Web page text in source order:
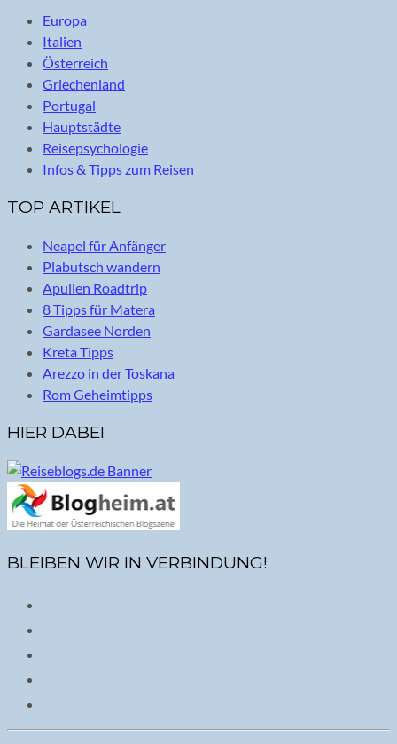
Europa
Italien
Österreich
Griechenland
Portugal
Hauptstädte
Reisepsychologie
Infos & Tipps zum Reisen
TOP ARTIKEL
Neapel für Anfänger
Plabutsch wandern
Apulien Roadtrip
8 Tipps für Matera
Gardasee Norden
Kreta Tipps
Arezzo in der Toskana
Rom Geheimtipps
HIER DABEI
BLEIBEN WIR IN VERBINDUNG!